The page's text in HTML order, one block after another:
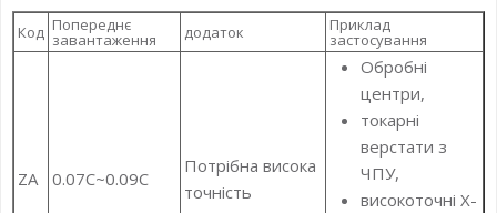
Код Попереднє
завантаження додаток Приклад
застосування
ZA 0.07C~0.09C
Потрібна висока
точність
Обробні
центри,
токарні
верстати з
ЧПУ,
високоточні X-